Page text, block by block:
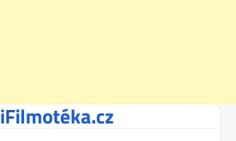
iFilmotéka.cz